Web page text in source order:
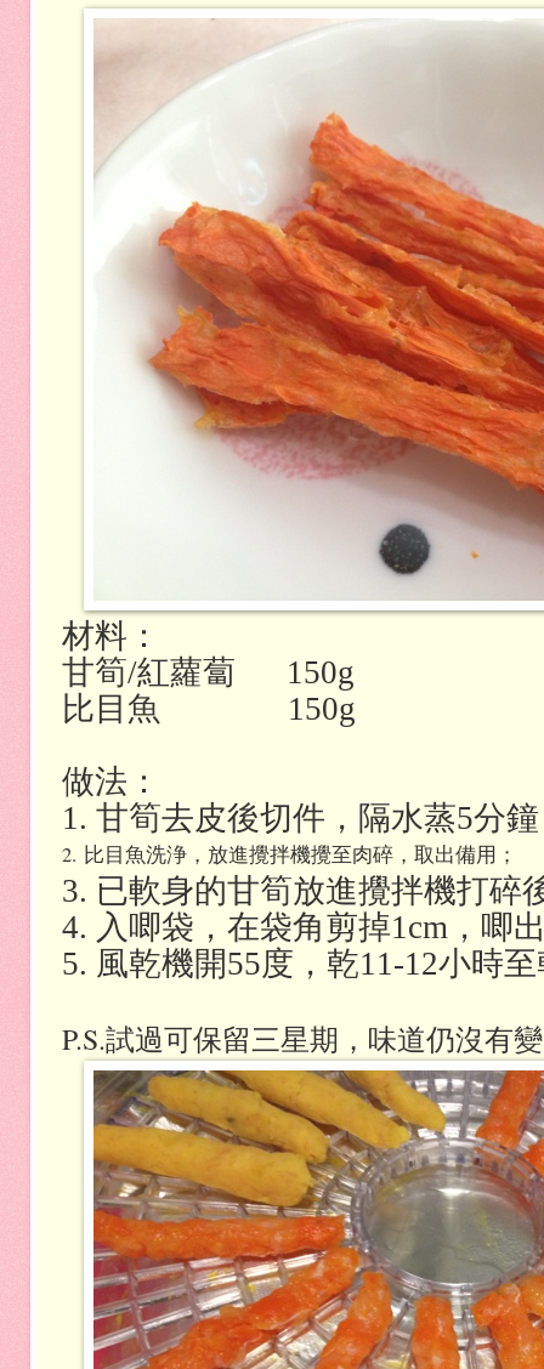
材料：
甘筍/紅蘿蔔 150g
比目魚 150g
做法：
1. 甘筍去皮後切件，隔水蒸5分
2. 比目魚洗浄，放進攪拌機攪至肉碎，取出備用；
3. 已軟身的甘筍放進攪拌機打碎
4. 入唧袋，在袋角剪掉1cm，唧
5. 風乾機開55度，乾11-12小時
P.S.試過可保留三星期，味道仍沒有